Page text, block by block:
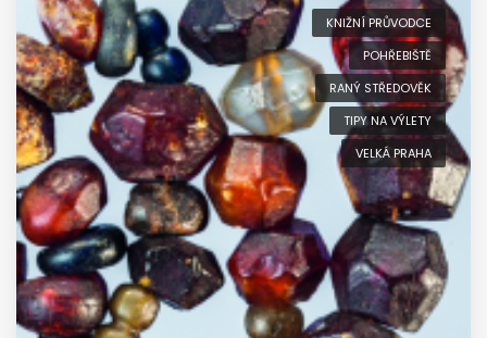
KNIŽNÍ PRŮVODCE
POHŘEBIŠTĚ
RANÝ STŘEDOVĚK
TIPY NA VÝLETY
VELKÁ PRAHA